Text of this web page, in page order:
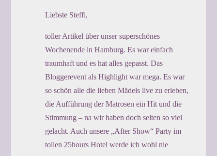
Liebste Steffi,
toller Artikel über unser superschönes
Wochenende in Hamburg. Es war einfach
traumhaft und es hat alles gepasst. Das
Bloggerevent als Highlight war mega. Es war
so schön alle die lieben Mädels live zu erleben,
die Aufführung der Matrosen ein Hit und die
Stimmung – na wir haben doch selten so viel
gelacht. Auch unsere „After Show“ Party im
tollen 25hours Hotel werde ich wohl nie